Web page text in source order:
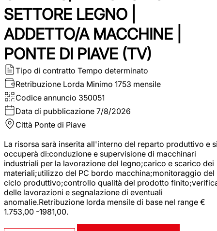
SETTORE LEGNO |
ADDETTO/A MACCHINE |
PONTE DI PIAVE (TV)
Tipo di contratto Tempo determinato
Retribuzione Lorda Minimo 1753 mensile
Codice annuncio 350051
Data di pubblicazione 7/8/2026
Città Ponte di Piave
La risorsa sarà inserita all'interno del reparto produttivo e
occuperà di:conduzione e supervisione di macchinari
industriali per la lavorazione del legno;carico e scarico dei
materiali;utilizzo del PC bordo macchina;monitoraggio del
ciclo produttivo;controllo qualità del prodotto
delle lavorazioni e segnalazione di eventuali
anomalie.Retribuzione lorda mensile di base nel range €
1.753,00 -1981,00.